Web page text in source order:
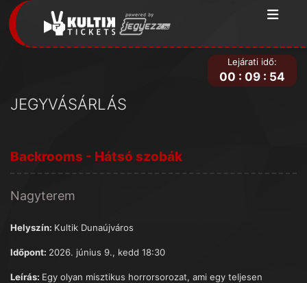
JEGYVÁSÁRLÁS
Lejárati idő:
00 : 09 : 54
Backrooms - Hátsó szobák
Nagyterem
Helyszín: Kultik Dunaújváros
Időpont: 2026. június 9., kedd 18:30
Leírás: Egy olyan misztikus horrorsorozat, ami egy teljesen